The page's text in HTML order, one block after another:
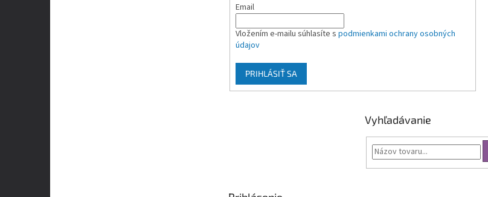
Email
Vložením e-mailu súhlasíte s podmienkami ochrany osobných
údajov
PRIHLÁSIŤ SA
Vyhľadávanie